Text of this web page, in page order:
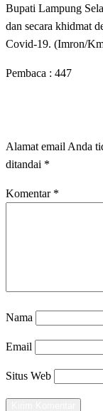
Bupati Lampung
dan secara khidmat
Covid-19. (Imron/
Pembaca : 447
Alamat email Anda
ditandai *
Komentar *
Nama
Email
Situs Web